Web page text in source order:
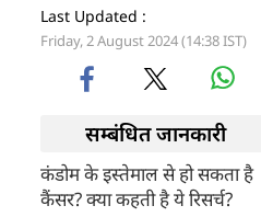
Last Updated :
Friday, 2 August 2024 (14:38 IST)
सम्बंधित जानकारी
कंडोम के इस्‍तेमाल से हो सकता है
कैंसर? क्‍या कहती है ये रिसर्च?